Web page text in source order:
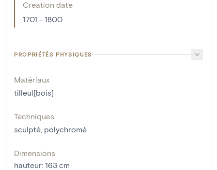
Creation date
1701 - 1800
PROPRIÉTÉS PHYSIQUES
Matériaux
tilleul[bois]
Techniques
sculpté, polychromé
Dimensions
hauteur: 163 cm